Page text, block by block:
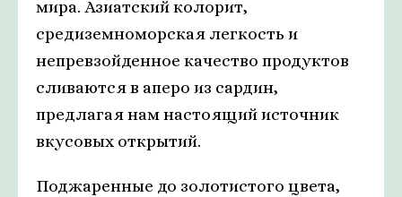
мира. Азиатский колорит,
средиземноморская легкость и
непревзойденное качество продуктов
сливаются в аперо из сардин,
предлагая нам настоящий источник
вкусовых открытий.
Поджаренные до золотистого цвета,